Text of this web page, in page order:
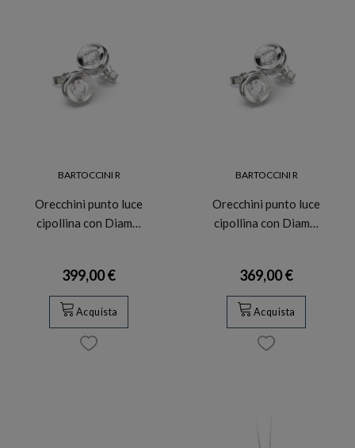
BARTOCCINI R
Orecchini punto luce
cipollina con Diam…
399,00 €
Acquista
BARTOCCINI R
Orecchini punto luce
cipollina con Diam…
369,00 €
Acquista